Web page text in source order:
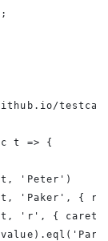
t => {
'Peter')
'Paker', {
'r', {